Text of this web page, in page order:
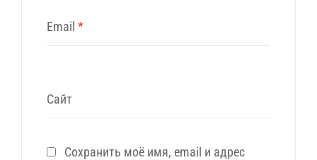
Email *
Сайт
Сохранить моё имя, email и адрес